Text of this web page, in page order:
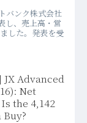
バンク株式会社
し、売上高・営
した。発表を受
Advanced
Net
the 4,142